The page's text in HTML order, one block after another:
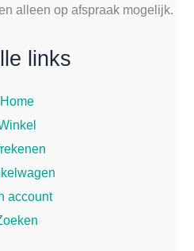
alleen op afspraak mogelijk.
links
Home
account